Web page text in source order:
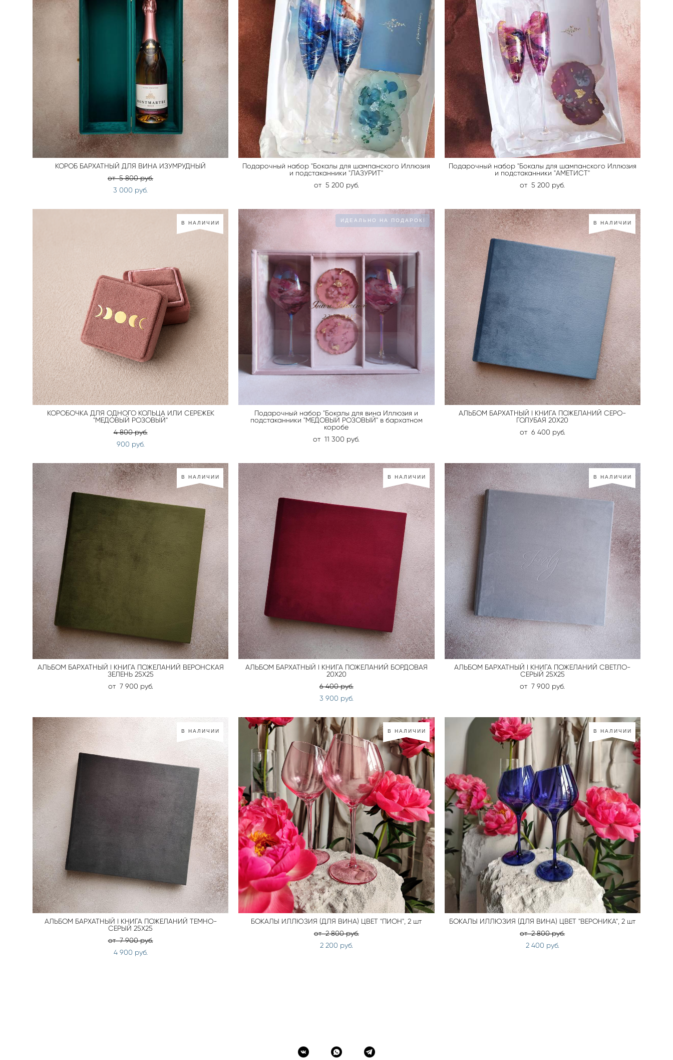
КОРОБ БАРХАТНЫЙ ДЛЯ ВИНА ИЗУМРУДНЫЙ
от 5 800 pуб.
3 000 pуб.
Подарочный набор "Бокалы для шампанского Иллюзия
и подстаканники "ЛАЗУРИТ"
от 5 200 pуб.
Подарочный набор "Бокалы для шампанского Иллюзия
и подстаканники "АМЕТИСТ"
от 5 200 pуб.
В НАЛИЧИИ
КОРОБОЧКА ДЛЯ ОДНОГО КОЛЬЦА ИЛИ СЕРЕЖЕК
"МЕДОВЫЙ РОЗОВЫЙ"
4 800 pуб.
900 pуб.
ИДЕАЛЬНО НА ПОДАРОК!
Подарочный набор "Бокалы для вина Иллюзия и
подстаканники "МЕДОВЫЙ РОЗОВЫЙ" в бархатном
коробе
от 11 300 pуб.
В НАЛИЧИИ
АЛЬБОМ БАРХАТНЫЙ I КНИГА ПОЖЕЛАНИЙ СЕРО-
ГОЛУБАЯ 20Х20
от 6 400 pуб.
В НАЛИЧИИ
АЛЬБОМ БАРХАТНЫЙ I КНИГА ПОЖЕЛАНИЙ ВЕРОНСКАЯ
ЗЕЛЕНЬ 25Х25
от 7 900 pуб.
В НАЛИЧИИ
АЛЬБОМ БАРХАТНЫЙ I КНИГА ПОЖЕЛАНИЙ БОРДОВАЯ
20Х20
6 400 pуб.
3 900 pуб.
В НАЛИЧИИ
АЛЬБОМ БАРХАТНЫЙ I КНИГА ПОЖЕЛАНИЙ СВЕТЛО-
СЕРЫЙ 25Х25
от 7 900 pуб.
В НАЛИЧИИ
АЛЬБОМ БАРХАТНЫЙ I КНИГА ПОЖЕЛАНИЙ ТЕМНО-
СЕРЫЙ 25Х25
от 7 900 pуб.
4 900 pуб.
В НАЛИЧИИ
БОКАЛЫ ИЛЛЮЗИЯ (ДЛЯ ВИНА) ЦВЕТ "ПИОН", 2 шт
от 2 800 pуб.
2 200 pуб.
В НАЛИЧИИ
БОКАЛЫ ИЛЛЮЗИЯ (ДЛЯ ВИНА) ЦВЕТ "ВЕРОНИКА", 2 шт
от 2 800 pуб.
2 400 pуб.